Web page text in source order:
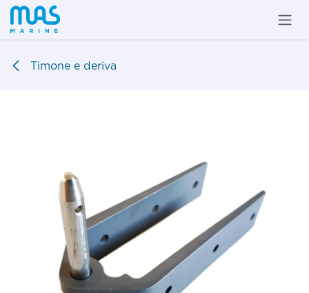
Passa al contenuto
Timone e deriva